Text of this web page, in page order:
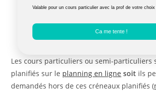
Valable pour un cours particulier avec la prof de votre choix
Ca me tente !
Les cours particuliers ou semi-particuliers
planifiés sur le planning en ligne soit ils
demandés hors de ces créneaux planifiés (